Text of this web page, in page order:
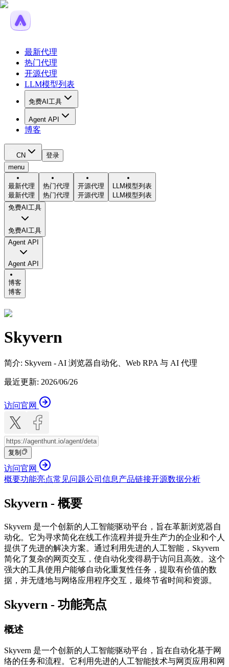
最新代理
热门代理
开源代理
LLM模型列表
免费AI工具
Agent API
博客
CN
登录
menu
最新代理
最新代理
热门代理
热门代理
开源代理
开源代理
LLM模型列表
LLM模型列表
免费AI工具
免费AI工具
Agent API
Agent API
博客
博客
Skyvern
简介: Skyvern - AI 浏览器自动化、Web RPA 与 AI 代理
最近更新: 2026/06/26
访问官网
复制
访问官网
概要功能亮点常见问题公司信息产品链接开源数据分析
Skyvern - 概要
Skyvern 是一个创新的人工智能驱动平台，旨在革新浏览器自
动化。它为寻求简化在线工作流程并提升生产力的企业和个人
提供了先进的解决方案。通过利用先进的人工智能，Skyvern
简化了复杂的网页交互，使自动化变得易于访问且高效。这个
强大的工具使用户能够自动化重复性任务，提取有价值的数
据，并无缝地与网络应用程序交互，最终节省时间和资源。
Skyvern - 功能亮点
概述
Skyvern 是一个创新的人工智能驱动平台，旨在自动化基于网
络的任务和流程。它利用先进的人工智能技术与网页应用和网